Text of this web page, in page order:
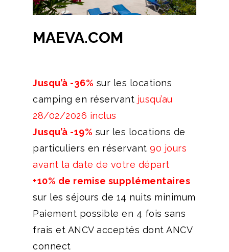
MAEVA.COM
Jusqu’à -36% sur les locations
camping en réservant jusqu’au
28/02/2026 inclus
Jusqu’à -19% sur les locations de
particuliers en réservant 90 jours
avant la date de votre départ
+10% de remise supplémentaires
sur les séjours de 14 nuits minimum
Paiement possible en 4 fois sans
frais et ANCV acceptés dont ANCV
connect